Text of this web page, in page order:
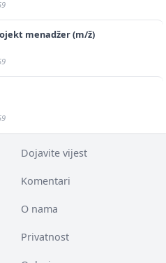
menadžer (m/ž)
Dojavite vijest
Komentari
O nama
Privatnost